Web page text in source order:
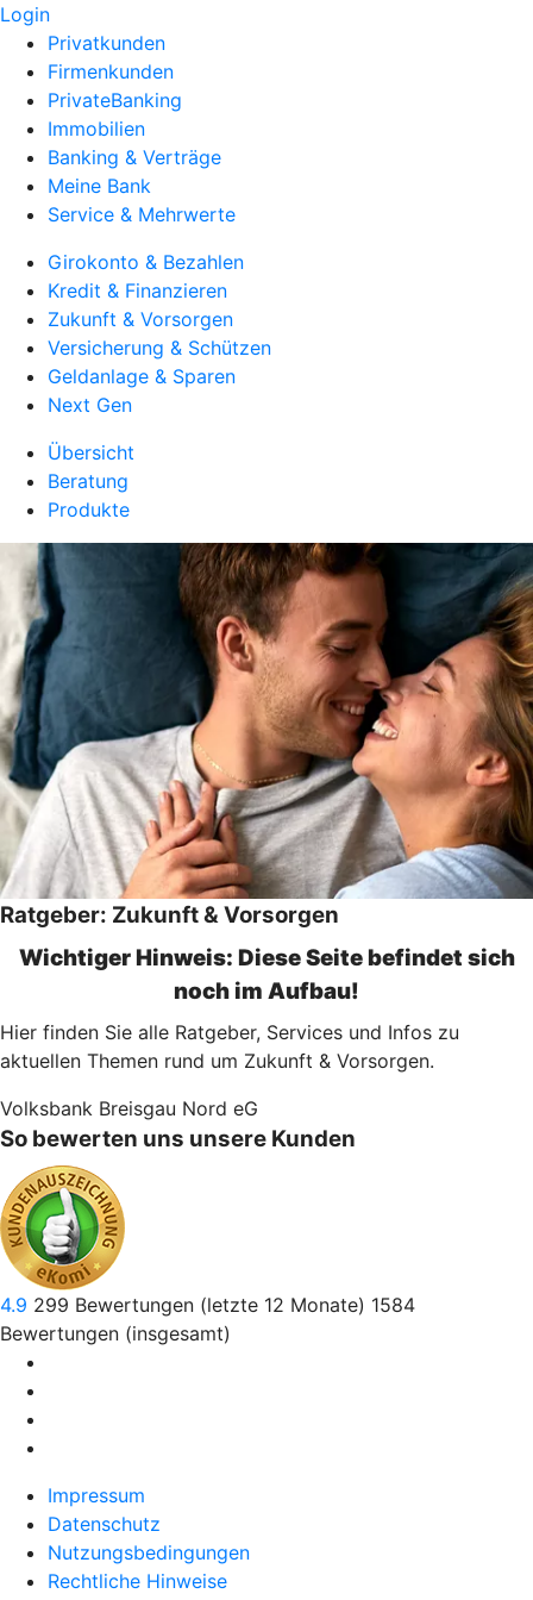
Login
Privatkunden
Firmenkunden
PrivateBanking
Immobilien
Banking & Verträge
Meine Bank
Service & Mehrwerte
Girokonto & Bezahlen
Kredit & Finanzieren
Zukunft & Vorsorgen
Versicherung & Schützen
Geldanlage & Sparen
Next Gen
Übersicht
Beratung
Produkte
Ratgeber: Zukunft & Vorsorgen
Wichtiger Hinweis: Diese Seite befindet sich
noch im Aufbau!
Hier finden Sie alle Ratgeber, Services und Infos zu
aktuellen Themen rund um Zukunft & Vorsorgen.
Volksbank Breisgau Nord eG
So bewerten uns unsere Kunden
4.9 299 Bewertungen (letzte 12 Monate) 1584
Bewertungen (insgesamt)
Impressum
Datenschutz
Nutzungsbedingungen
Rechtliche Hinweise